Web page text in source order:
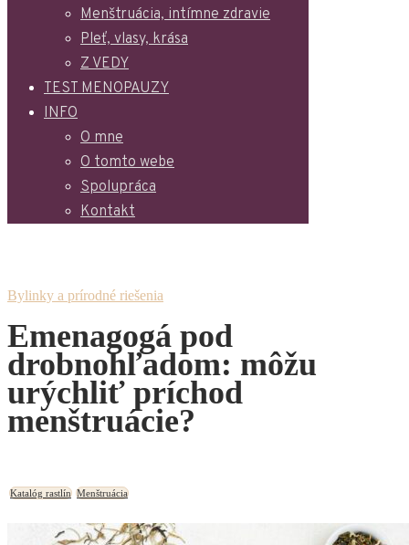
Menštruácia, intímne zdravie
Pleť, vlasy, krása
Z VEDY
TEST MENOPAUZY
INFO
O mne
O tomto webe
Spolupráca
Kontakt
Bylinky a prírodné riešenia
Emenagogá pod
drobnohľadom: môžu
urýchliť príchod
menštruácie?
Katalóg rastlín Menštruácia